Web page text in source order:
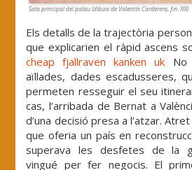
Sala principal del palau (dibuix de Valentín Carderera, fin. XIX)
Els detalls de la trajectòria
que explicarien el ràpid ascens
cheap fjallraven kanken uk No
aïllades, dades escadusseres,
permeten resseguir el seu
cas, l’arribada de Bernat a
d’una decisió presa a l’atzar.
que oferia un país en
superava les desfetes de la
vingué per fer negocis. El